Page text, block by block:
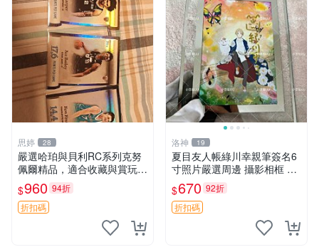
思婷 28
嚴選哈珀與貝利RC系列克努
佩爾精品，適合收藏與賞玩 R
C 玩具 陶瓷
$960 94折
折扣碼
洛神 19
夏目友人帳綠川幸親筆簽名6
寸照片嚴選周邊 攝影相框 網
路認證 夏目友人帳收藏 簽名
照 6寸
$670 92折
折扣碼